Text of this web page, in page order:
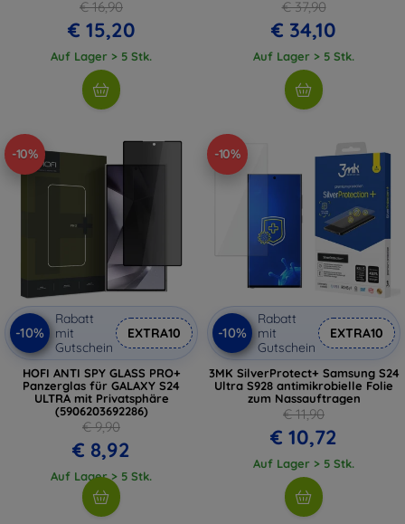
€ 16,90
€ 15,20
Auf Lager > 5 Stk.
€ 37,90
€ 34,10
Auf Lager > 5 Stk.
-10%
-10%
Rabatt
mit
Gutschein
EXTRA10
HOFI ANTI SPY GLASS PRO+
Panzerglas für GALAXY S24
ULTRA mit Privatsphäre
(5906203692286)
€ 9,90
€ 8,92
Auf Lager > 5 Stk.
-10%
-10%
Rabatt
mit
Gutschein
EXTRA10
3MK SilverProtect+ Samsung S24
Ultra S928 antimikrobielle Folie
zum Nassauftragen
€ 11,90
€ 10,72
Auf Lager > 5 Stk.